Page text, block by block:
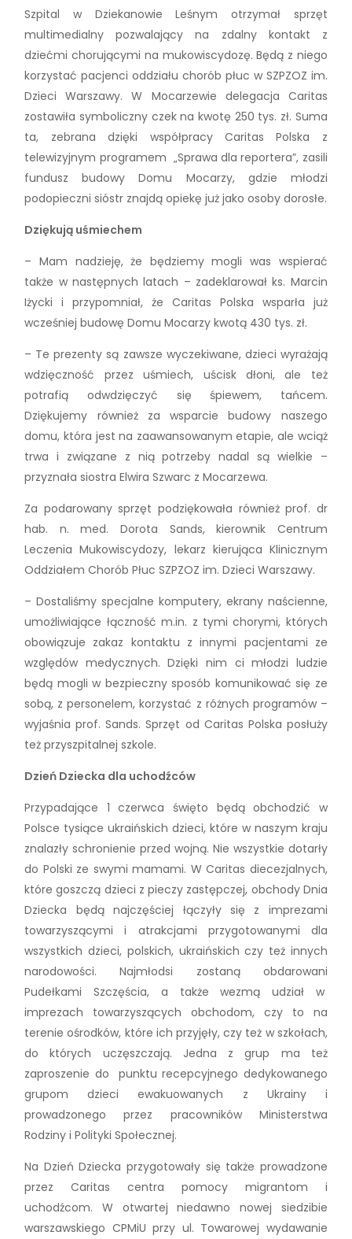
Szpital w Dziekanowie Leśnym otrzymał sprzęt
multimedialny pozwalający na zdalny kontakt z
dziećmi chorującymi na mukowiscydozę. Będą z niego
korzystać pacjenci oddziału chorób płuc w SZPZOZ im.
Dzieci Warszawy. W Mocarzewie delegacja Caritas
zostawiła symboliczny czek na kwotę 250 tys. zł. Suma
ta, zebrana dzięki współpracy Caritas Polska z
telewizyjnym programem „Sprawa dla reportera”, zasili
fundusz budowy Domu Mocarzy, gdzie młodzi
podopieczni sióstr znajdą opiekę już jako osoby dorosłe.
Dziękują uśmiechem
– Mam nadzieję, że będziemy mogli was wspierać
także w następnych latach – zadeklarował ks. Marcin
Iżycki i przypomniał, że Caritas Polska wsparła już
wcześniej budowę Domu Mocarzy kwotą 430 tys. zł.
– Te prezenty są zawsze wyczekiwane, dzieci wyrażają
wdzięczność przez uśmiech, uścisk dłoni, ale też
potrafią odwdzięczyć się śpiewem, tańcem.
Dziękujemy również za wsparcie budowy naszego
domu, która jest na zaawansowanym etapie, ale wciąż
trwa i związane z nią potrzeby nadal są wielkie –
przyznała siostra Elwira Szwarc z Mocarzewa.
Za podarowany sprzęt podziękowała również prof. dr
hab. n. med. Dorota Sands, kierownik Centrum
Leczenia Mukowiscydozy, lekarz kierująca Klinicznym
Oddziałem Chorób Płuc SZPZOZ im. Dzieci Warszawy.
– Dostaliśmy specjalne komputery, ekrany naścienne,
umożliwiające łączność m.in. z tymi chorymi, których
obowiązuje zakaz kontaktu z innymi pacjentami ze
względów medycznych. Dzięki nim ci młodzi ludzie
będą mogli w bezpieczny sposób komunikować się ze
sobą, z personelem, korzystać z różnych programów –
wyjaśnia prof. Sands. Sprzęt od Caritas Polska posłuży
też przyszpitalnej szkole.
Dzień Dziecka dla uchodźców
Przypadające 1 czerwca święto będą obchodzić w
Polsce tysiące ukraińskich dzieci, które w naszym kraju
znalazły schronienie przed wojną. Nie wszystkie dotarły
do Polski ze swymi mamami. W Caritas diecezjalnych,
które goszczą dzieci z pieczy zastępczej, obchody Dnia
Dziecka będą najczęściej łączyły się z imprezami
towarzyszącymi i atrakcjami przygotowanymi dla
wszystkich dzieci, polskich, ukraińskich czy też innych
narodowości. Najmłodsi zostaną obdarowani
Pudełkami Szczęścia, a także wezmą udział w
imprezach towarzyszących obchodom, czy to na
terenie ośrodków, które ich przyjęły, czy też w szkołach,
do których uczęszczają. Jedna z grup ma też
zaproszenie do punktu recepcyjnego dedykowanego
grupom dzieci ewakuowanych z Ukrainy i
prowadzonego przez pracowników Ministerstwa
Rodziny i Polityki Społecznej.
Na Dzień Dziecka przygotowały się także prowadzone
przez Caritas centra pomocy migrantom i
uchodźcom. W otwartej niedawno nowej siedzibie
warszawskiego CPMiU przy ul. Towarowej wydawanie